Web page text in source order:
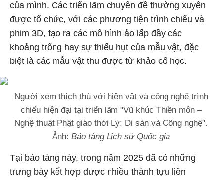
của mình. Các triển lãm chuyên đề thường xuyên
được tổ chức, với các phương tiện trình chiếu và
phim 3D, tạo ra các mô hình ảo lấp đầy các
khoảng trống hay sự thiếu hụt của mẫu vật, đặc
biệt là các mẫu vật thu được từ khảo cổ học.
Người xem thích thú với hiện vật và công nghệ trình
chiếu hiện đại tại triển lãm "Vũ khúc Thiền môn –
Nghệ thuật Phật giáo thời Lý: Di sản và Công nghệ".
Ảnh: Bảo tàng Lịch sử Quốc gia
Tại bảo tàng này, trong năm 2025 đã có những
trưng bày kết hợp được nhiều thành tựu liên